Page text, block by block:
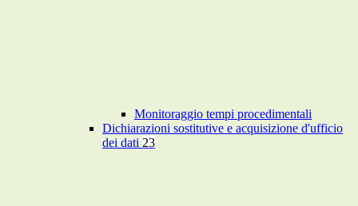
Monitoraggio tempi procedimentali
Dichiarazioni sostitutive e acquisizione d'ufficio
dei dati 23